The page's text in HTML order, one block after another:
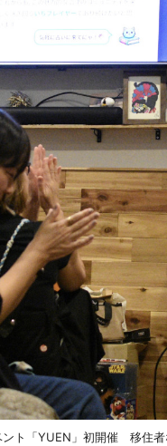
「YUEN」初開催 移住者